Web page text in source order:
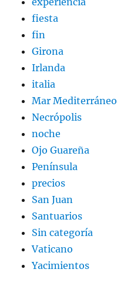
fiesta
fin
Girona
Irlanda
italia
Mar Mediterráneo
Necrópolis
noche
Ojo Guareña
Península
precios
San Juan
Santuarios
Sin categoría
Vaticano
Yacimientos